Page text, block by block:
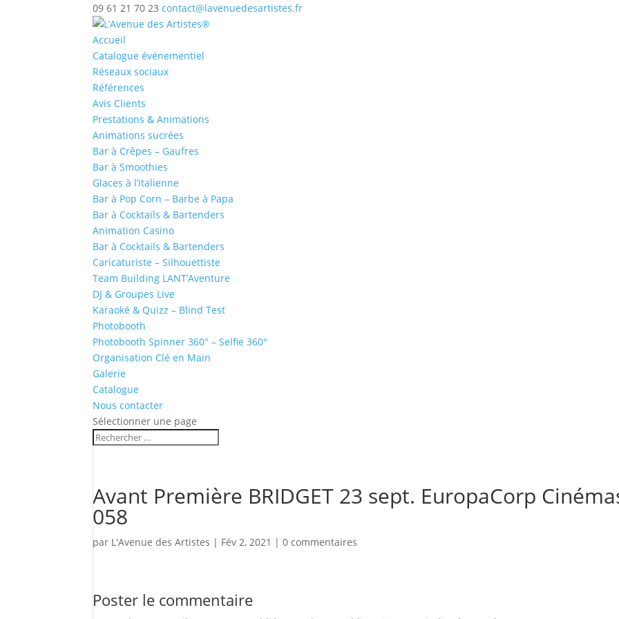
09 61 21 70 23 contact@lavenuedesartistes.fr
Accueil
Catalogue événementiel
Réseaux sociaux
Références
Avis Clients
Prestations & Animations
Animations sucrées
Bar à Crêpes – Gaufres
Bar à Smoothies
Glaces à l’italienne
Bar à Pop Corn – Barbe à Papa
Bar à Cocktails & Bartenders
Animation Casino
Bar à Cocktails & Bartenders
Caricaturiste – Silhouettiste
Team Building LANT’Aventure
DJ & Groupes Live
Karaoké & Quizz – Blind Test
Photobooth
Photobooth Spinner 360° – Selfie 360°
Organisation Clé en Main
Galerie
Catalogue
Nous contacter
Sélectionner une page
Avant Première BRIDGET 23 sept. EuropaCorp
058
par L'Avenue des Artistes | Fév 2, 2021 |0 commentaires
Poster le commentaire